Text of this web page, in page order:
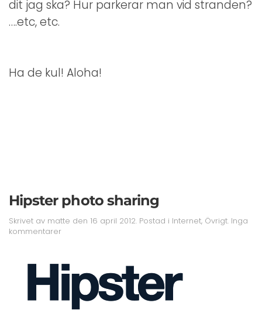
dit jag ska? Hur parkerar man vid stranden?
….etc, etc.
Ha de kul! Aloha!
Hipster photo sharing
Skrivet av matte den 16 april 2012. Postad i Internet, Övrigt. Inga
kommentarertill
sharing